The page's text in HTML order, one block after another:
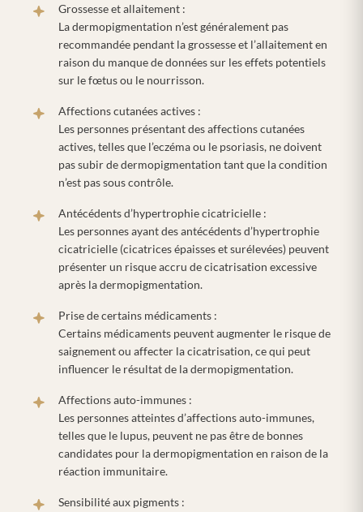
Grossesse et allaitement :
La dermopigmentation n’est généralement pas
recommandée pendant la grossesse et l’allaitement en
raison du manque de données sur les effets potentiels
sur le fœtus ou le nourrisson.
Affections cutanées actives :
Les personnes présentant des affections cutanées
actives, telles que l’eczéma ou le psoriasis, ne doivent
pas subir de dermopigmentation tant que la condition
n’est pas sous contrôle.
Antécédents d’hypertrophie cicatricielle :
Les personnes ayant des antécédents d’hypertrophie
cicatricielle (cicatrices épaisses et surélevées) peuvent
présenter un risque accru de cicatrisation excessive
après la dermopigmentation.
Prise de certains médicaments :
Certains médicaments peuvent augmenter le risque de
saignement ou affecter la cicatrisation, ce qui peut
influencer le résultat de la dermopigmentation.
Affections auto-immunes :
Les personnes atteintes d’affections auto-immunes,
telles que le lupus, peuvent ne pas être de bonnes
candidates pour la dermopigmentation en raison de la
réaction immunitaire.
Sensibilité aux pigments :